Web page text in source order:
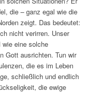
die – ganz egal wie die
zeigt. Das bedeutet:
nicht verirren. Unser
eine solche
Gott ausrichten. Tun wir
die es im Leben
schließlich und endlich
die ewige